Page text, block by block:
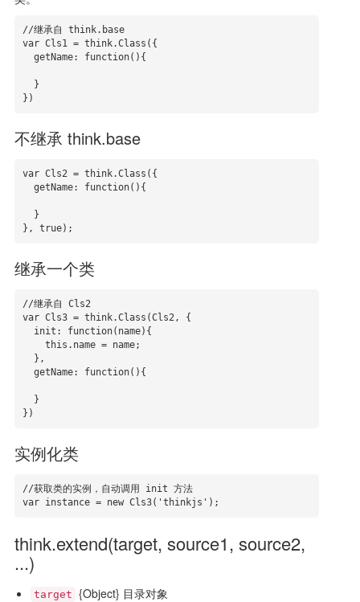
//继承自 think.base
var Cls1 = think.Class({
})
不继承 think.base
var Cls2 = think.Class({
}, true);
继承一个类
//继承自 Cls2
var Cls3 = think.Class(Cls2, {
})
实例化类
//获取类的实例，自动调用 init 方法
var instance = new Cls3('thinkjs');
think.extend(target, source1, source2,
...)
target {Object} 目录对象